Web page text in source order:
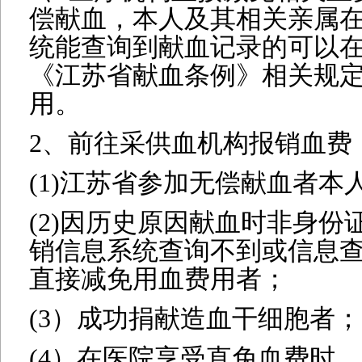
偿献血，本人及其相关亲属
统能查询到献血记录的可以
《江苏省献血条例》相关规
用。
2、前往采供血机构报销血费
(1)江苏省参加无偿献血者本
(2)因历史原因献血时非身份
销信息系统查询不到或信息
直接减免用血费用者；
(3）成功捐献造血干细胞者；